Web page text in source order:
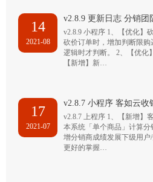
14
2021-08
v2.8.9 更新日志 分销
v2.8.9 小程序 1、【优化】
砍价订单时，增加判断限
逻辑时才判断。 2、【优化
【新增】新…
17
2021-07
v2.8.7 小程序 客如云
v2.8.7 上程序 1、【新增】
本系统「单个商品」计算
增分销商成绩发展下级用
更好的掌握…